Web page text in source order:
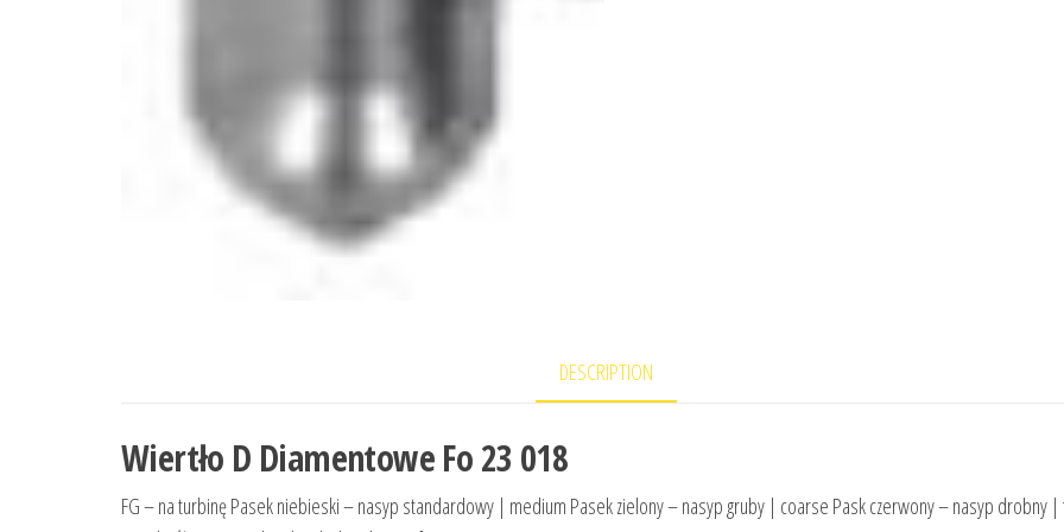
DESCRIPTION
Wiertło D Diamentowe Fo 23 018
FG – na turbinę Pasek niebieski – nasyp standardowy | medium Pasek zielony – nasyp gruby | coarse Pask czerwony – nasyp drobny